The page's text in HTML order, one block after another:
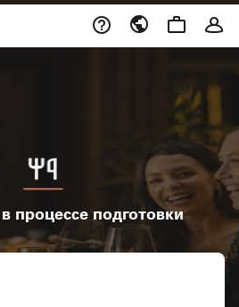
Bonvoy
процессе подготовки